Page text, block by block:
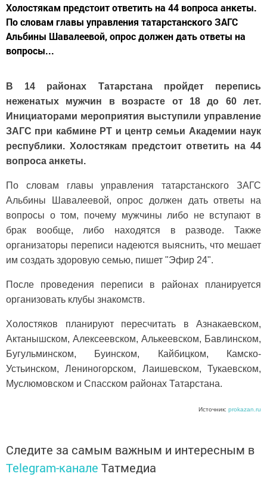
Холостякам предстоит ответить на 44 вопроса анкеты.
По словам главы управления татарстанского ЗАГС
Альбины Шавалеевой, опрос должен дать ответы на
вопросы...
В 14 районах Татарстана пройдет перепись
неженатых мужчин в возрасте от 18 до 60 лет.
Инициаторами мероприятия выступили управление
ЗАГС при кабмине РТ и центр семьи Академии наук
республики. Холостякам предстоит ответить на 44
вопроса анкеты.
По словам главы управления татарстанского ЗАГС
Альбины Шавалеевой, опрос должен дать ответы на
вопросы о том, почему мужчины либо не вступают в
брак вообще, либо находятся в разводе. Также
организаторы переписи надеются выяснить, что мешает
им создать здоровую семью, пишет "Эфир 24".
После проведения переписи в районах планируется
организовать клубы знакомств.
Холостяков планируют пересчитать в Азнакаевском,
Актанышском, Алексеевском, Алькеевском, Бавлинском,
Бугульминском, Буинском, Кайбицком, Камско-
Устьинском, Лениногорском, Лаишевском, Тукаевском,
Муслюмовском и Спасском районах Татарстана.
Источник: prokazan.ru
Следите за самым важным и интересным в
Telegram-канале Татмедиа